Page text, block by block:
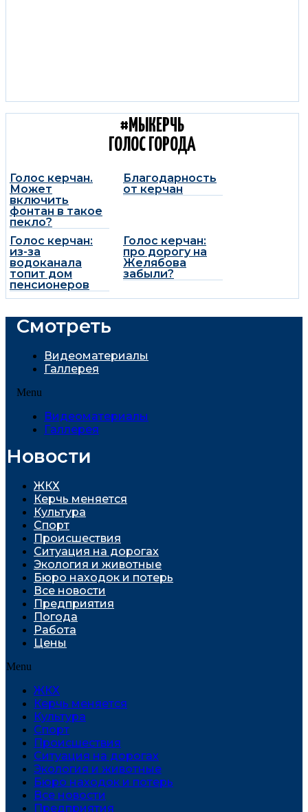
#МЫКЕРЧЬ
ГОЛОС ГОРОДА
Голос керчан.
Может
включить
фонтан в такое
пекло?
Благодарность
от керчан
Голос керчан:
из-за
водоканала
топит дом
пенсионеров
Голос керчан:
про дорогу на
Желябова
забыли?
Смотреть
Видеоматериалы
Галлерея
Menu
Видеоматериалы
Галлерея
Новости
ЖКХ
Керчь меняется
Культура
Спорт
Проиcшествия
Ситуация на дорогах
Экология и животные
Бюро находок и потерь
Все новости
Предприятия
Погода
Работа
Цены
Menu
ЖКХ
Керчь меняется
Культура
Спорт
Проиcшествия
Ситуация на дорогах
Экология и животные
Бюро находок и потерь
Все новости
Предприятия